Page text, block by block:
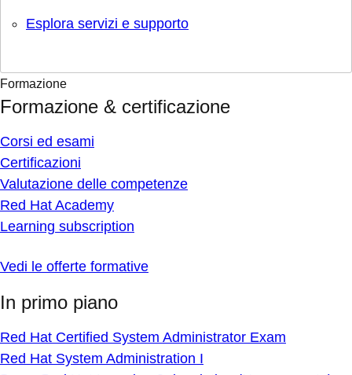
Esplora servizi e supporto
Formazione
Formazione & certificazione
Corsi ed esami
Certificazioni
Valutazione delle competenze
Red Hat Academy
Learning subscription
Vedi le offerte formative
In primo piano
Red Hat Certified System Administrator Exam
Red Hat System Administration I